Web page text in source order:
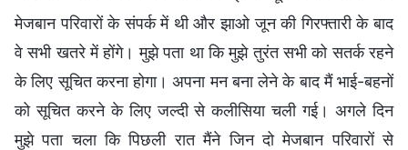
मेजबान परिवारों के संपर्क में थी और झाओ जून की गिरफ्तारी के बाद
वे सभी खतरे में होंगे। मुझे पता था कि मुझे तुरंत सभी को सतर्क रहने
के लिए सूचित करना होगा। अपना मन बना लेने के बाद मैं भाई-बहनों
को सूचित करने के लिए जल्दी से कलीसिया चली गई। अगले दिन
मुझे पता चला कि पिछली रात मैंने जिन दो मेजबान परिवारों से